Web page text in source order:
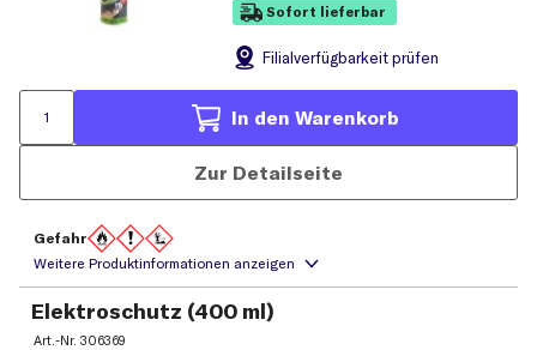
Sofort lieferbar
Filialverfügbarkeit prüfen
In den Warenkorb
Zur Detailseite
Gefahr
Elektroschutz (400 ml)
Art.-Nr.306369